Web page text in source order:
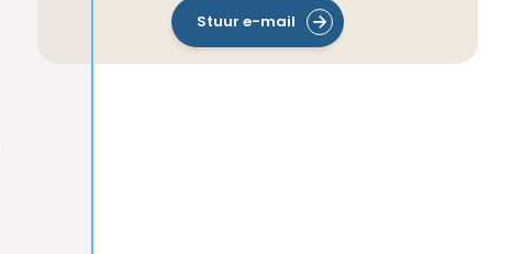
Stuur e-mail